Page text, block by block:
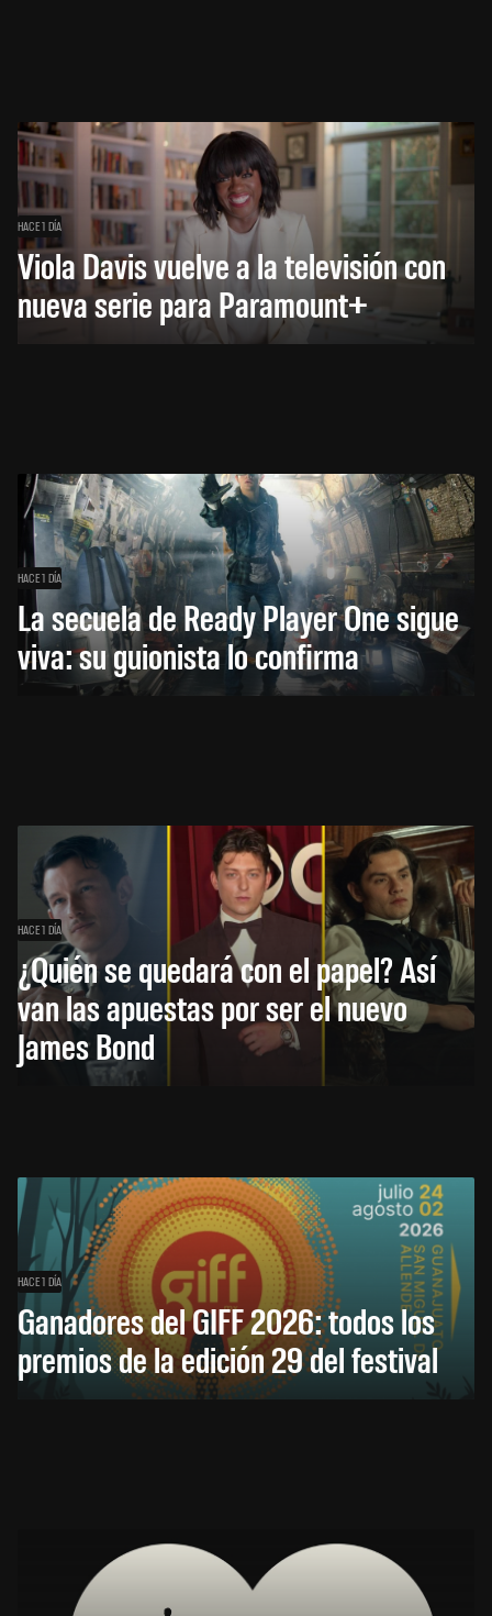
HACE 1 DÍA
Viola Davis vuelve a la televisión con
nueva serie para Paramount+
HACE 1 DÍA
La secuela de Ready Player One sigue
viva: su guionista lo confirma
HACE 1 DÍA
¿Quién se quedará con el papel? Así
van las apuestas por ser el nuevo
James Bond
HACE 1 DÍA
Ganadores del GIFF 2026: todos los
premios de la edición 29 del festival